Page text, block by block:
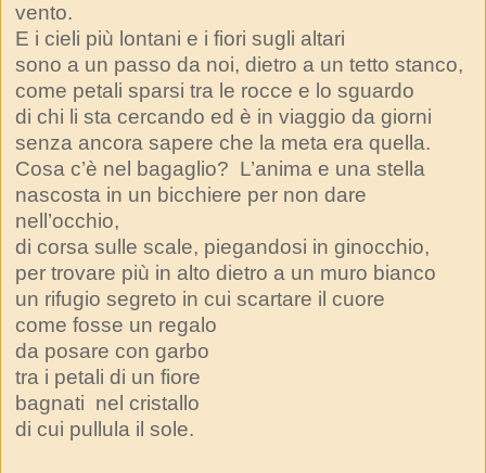
vento.
E i cieli più lontani e i fiori sugli altari
sono a un passo da noi, dietro a un tetto stanco,
come petali sparsi tra le rocce e lo sguardo
di chi li sta cercando ed è in viaggio da giorni
senza ancora sapere che la meta era quella.
Cosa c’è nel bagaglio? L’anima e una stella
nascosta in un bicchiere per non dare
nell’occhio,
di corsa sulle scale, piegandosi in ginocchio,
per trovare più in alto dietro a un muro bianco
un rifugio segreto in cui scartare il cuore
come fosse un regalo
da posare con garbo
tra i petali di un fiore
bagnati nel cristallo
di cui pullula il sole.